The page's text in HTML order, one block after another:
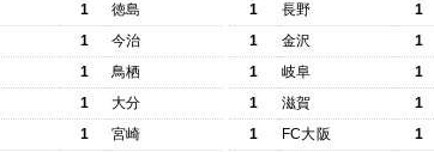
1
徳島
1
今治
1
鳥栖
1
大分
1 宮崎
1
長野 1
1
金沢 1
1
岐阜 1
1
滋賀 1
1
FC大阪 1